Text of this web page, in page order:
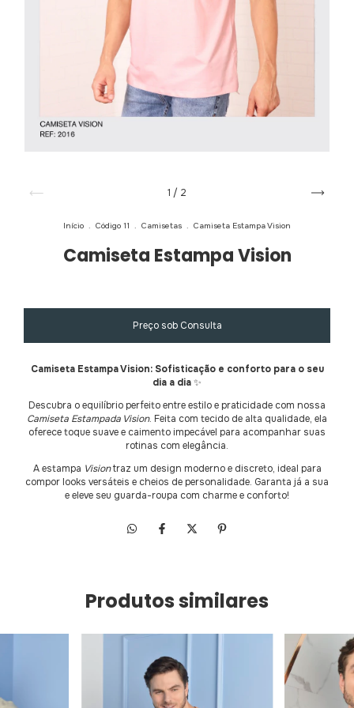
1 / 2
Início . Código 11 . Camisetas . Camiseta Estampa Vision
Camiseta Estampa Vision
Camiseta Estampa Vision: Sofisticação e conforto para o seu
dia a dia✨
Descubra o equilíbrio perfeito entre estilo e praticidade com nossa
Camiseta Estampada Vision. Feita com tecido de alta qualidade, ela
oferece toque suave e caimento impecável para acompanhar suas
rotinas com elegância.
A estampa Visiontraz um design moderno e discreto, ideal para
compor looks versáteis e cheios de personalidade. Garanta já a sua
e eleve seu guarda-roupa com charme e conforto!
Produtos similares